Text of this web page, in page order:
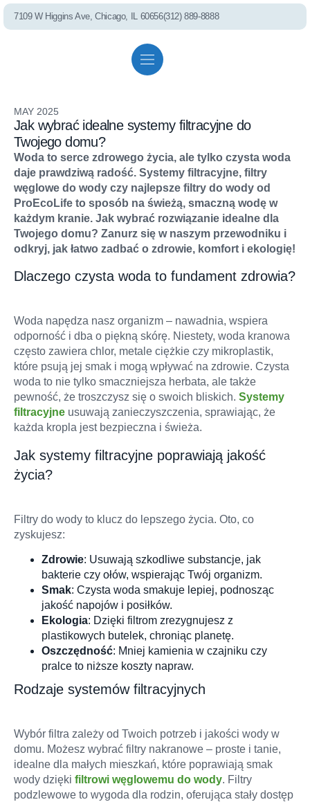
Whole House
Shower Filter
Well Water
Filters &
7109 W Higgins Ave, Chicago, IL 60656(312) 889-8888
MAY 2025
Jak wybrać idealne systemy filtracyjne do
Twojego domu?
Woda to serce zdrowego życia, ale tylko czysta woda
daje prawdziwą radość. Systemy filtracyjne, filtry
węglowe do wody czy najlepsze filtry do wody od
ProEcoLife to sposób na świeżą, smaczną wodę w
każdym kranie. Jak wybrać rozwiązanie idealne dla
Twojego domu? Zanurz się w naszym przewodniku i
odkryj, jak łatwo zadbać o zdrowie, komfort i ekologię!
Dlaczego czysta woda to fundament zdrowia?
Woda napędza nasz organizm – nawadnia, wspiera
odporność i dba o piękną skórę. Niestety, woda kranowa
często zawiera chlor, metale ciężkie czy mikroplastik,
które psują jej smak i mogą wpływać na zdrowie. Czysta
woda to nie tylko smaczniejsza herbata, ale także
pewność, że troszczysz się o swoich bliskich. Systemy
filtracyjne usuwają zanieczyszczenia, sprawiając, że
każda kropla jest bezpieczna i świeża.
Jak systemy filtracyjne poprawiają jakość
życia?
Filtry do wody to klucz do lepszego życia. Oto, co
zyskujesz:
Zdrowie: Usuwają szkodliwe substancje, jak
bakterie czy ołów, wspierając Twój organizm.
Smak: Czysta woda smakuje lepiej, podnosząc
jakość napojów i posiłków.
Ekologia: Dzięki filtrom zrezygnujesz z
plastikowych butelek, chroniąc planetę.
Oszczędność: Mniej kamienia w czajniku czy
pralce to niższe koszty napraw.
Rodzaje systemów filtracyjnych
Wybór filtra zależy od Twoich potrzeb i jakości wody w
domu. Możesz wybrać filtry nakranowe – proste i tanie,
idealne dla małych mieszkań, które poprawiają smak
wody dzięki filtrowi węglowemu do wody. Filtry
podzlewowe to wygoda dla rodzin, oferująca stały dostęp